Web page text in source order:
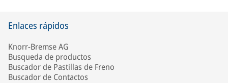
Enlaces rápidos
Knorr-Bremse AG
Busqueda de productos
Buscador de Pastillas de Freno
Buscador de Contactos